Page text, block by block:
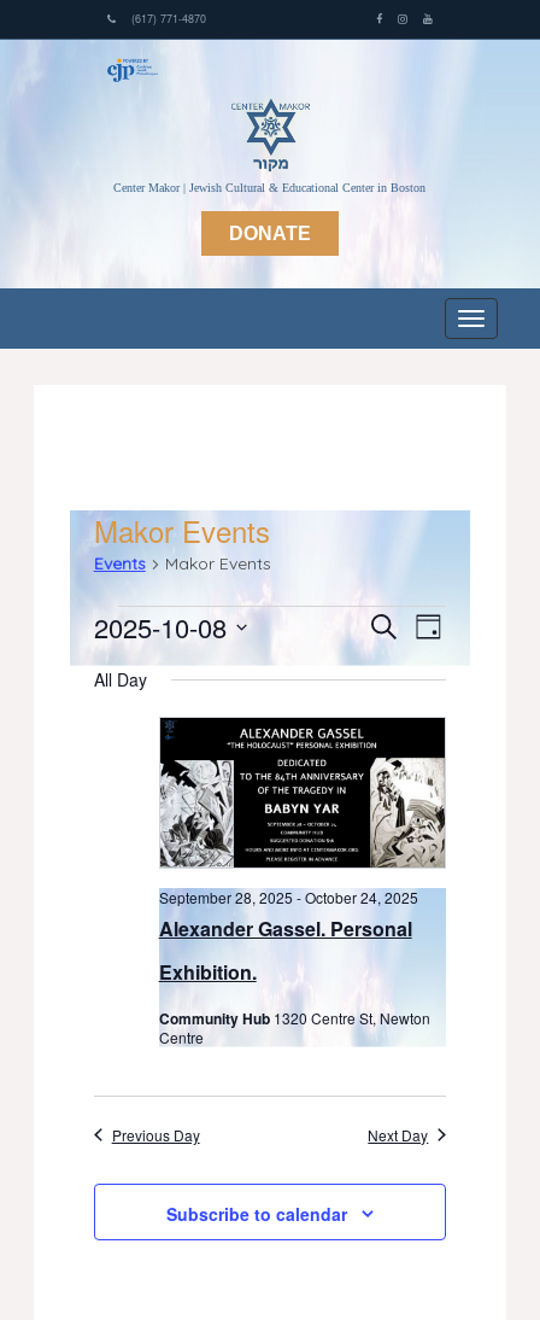
(617) 771-4870
Center Makor | Jewish Cultural & Educational Center in Boston
DONATE
Makor Events
Events Makor Events
Events
for
October
2025
Events
Search
and
Views
Navigation
SearchEvent
Views
Day
2025-10-08
Select
date.
All Day
Alexander Gassel. Personal
Exhibition.
September 28, 2025 -October 24, 2025
Community Hub 1320 Centre St, Newton
Centre
Previous Day Next Day
Subscribe to calendar